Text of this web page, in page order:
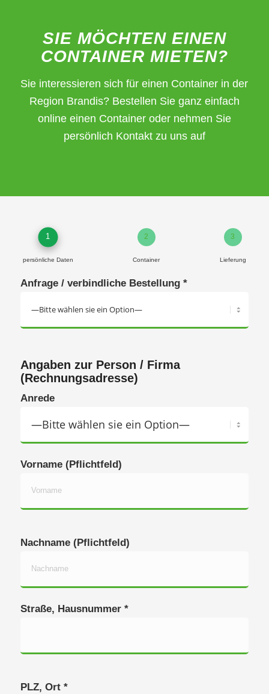
SIE MÖCHTEN EINEN
CONTAINER MIETEN?
Sie interessieren sich für einen Container in der
Region Brandis? Bestellen Sie ganz einfach
online einen Container oder nehmen Sie
persönlich Kontakt zu uns auf
1
persönliche Daten
2
Container
3
Lieferung
Anfrage / verbindliche Bestellung *
Angaben zur Person / Firma
(Rechnungsadresse)
Anrede
Vorname (Pflichtfeld)
Nachname (Pflichtfeld)
Straße, Hausnummer *
PLZ, Ort *